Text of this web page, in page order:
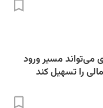
می‌تواند مسیر ورود
را تسهیل کند